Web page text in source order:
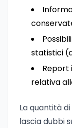
statistici
Report
relativa
La quantità
lascia dubbi